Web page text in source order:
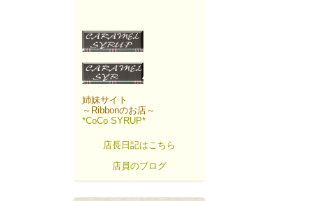
姉妹サイト
～Ribbonのお店～
*CoCo SYRUP*
店長日記はこちら
店員のブログ